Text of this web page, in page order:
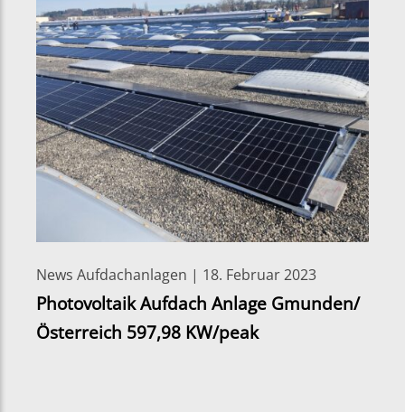
News Aufdachanlagen | 18. Februar 2023
Photovoltaik Aufdach Anlage Gmunden/
Österreich 597,98 KW/peak